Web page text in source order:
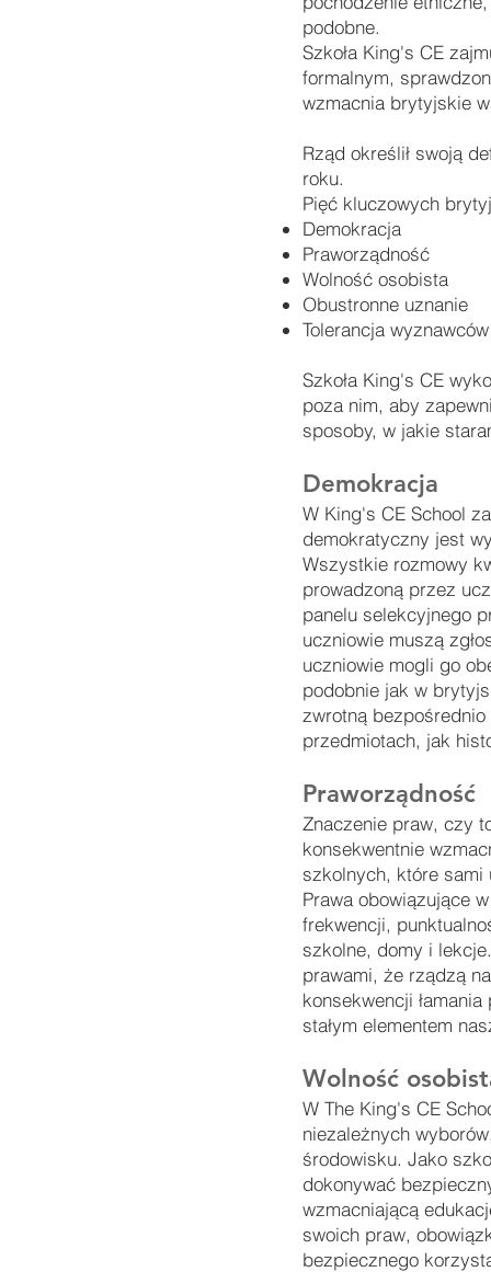
podobne.
Szkoła King's CE
formalnym,
wzmacnia brytyjskie
Rząd określił swoją
roku.
Pięć kluczowych
Demokracja
Praworządność
Wolność osobista
Obustronne uznanie
Tolerancja
Szkoła King's CE
poza nim, aby
sposoby, w jakie
Demokracja
W King's CE School
demokratyczny jest
Wszystkie rozmowy
prowadzoną przez
panelu selekcyjnego
uczniowie muszą
uczniowie mogli go
podobnie jak w
zwrotną
przedmiotach, jak
Praworządność
Znaczenie praw, czy
konsekwentnie
szkolnych, które
Prawa obowiązujące
frekwencji,
szkolne, domy i
prawami, że rządzą
konsekwencji
stałym elementem
Wolność
W The King's CE
niezależnych
środowisku. Jako
dokonywać
wzmacniającą
swoich praw,
bezpiecznego